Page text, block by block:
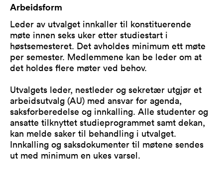
Arbeidsform
Leder av utvalget innkaller til konstituerende
møte innen seks uker etter studiestart i
høstsemesteret. Det avholdes minimum ett møte
per semester. Medlemmene kan be leder om at
det holdes flere møter ved behov.
Utvalgets leder, nestleder og sekretær utgjør et
arbeidsutvalg (AU) med ansvar for agenda,
saksforberedelse og innkalling. Alle studenter og
ansatte tilknyttet studieprogrammet samt dekan,
kan melde saker til behandling i utvalget.
Innkalling og saksdokumenter til møtene sendes
ut med minimum en ukes varsel.